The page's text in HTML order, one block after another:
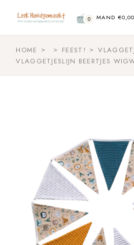
content
0 MAND €0,00
HOME FEEST!
VLAGGETJESLIJN BEERTJES